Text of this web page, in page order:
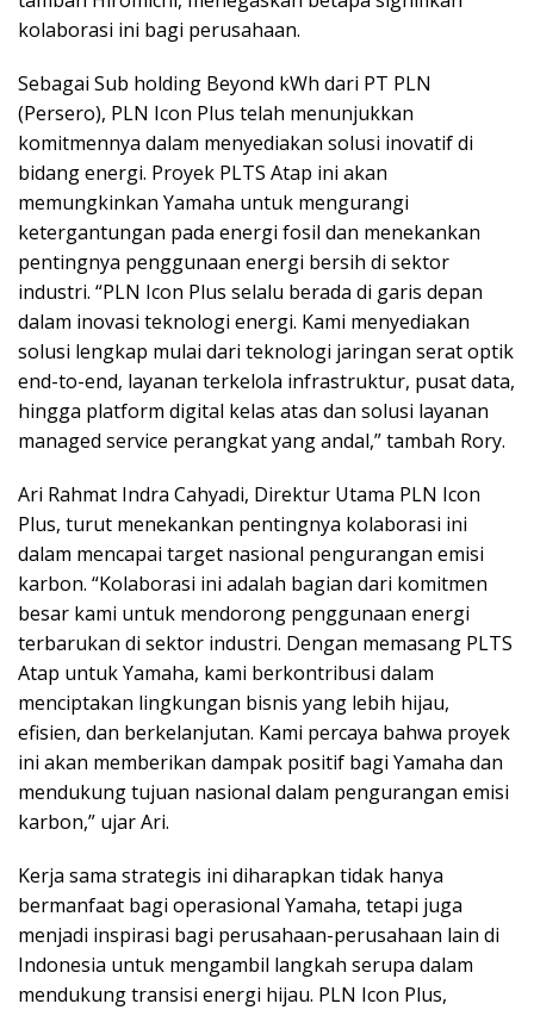
kolaborasi ini bagi perusahaan.
Sebagai Sub holding Beyond kWh dari PT PLN
(Persero), PLN Icon Plus telah menunjukkan
komitmennya dalam menyediakan solusi inovatif di
bidang energi. Proyek PLTS Atap ini akan
memungkinkan Yamaha untuk mengurangi
ketergantungan pada energi fosil dan menekankan
pentingnya penggunaan energi bersih di sektor
industri. “PLN Icon Plus selalu berada di garis depan
dalam inovasi teknologi energi. Kami menyediakan
solusi lengkap mulai dari teknologi jaringan serat optik
end-to-end, layanan terkelola infrastruktur, pusat data,
hingga platform digital kelas atas dan solusi layanan
managed service perangkat yang andal,” tambah Rory.
Ari Rahmat Indra Cahyadi, Direktur Utama PLN Icon
Plus, turut menekankan pentingnya kolaborasi ini
dalam mencapai target nasional pengurangan emisi
karbon. “Kolaborasi ini adalah bagian dari komitmen
besar kami untuk mendorong penggunaan energi
terbarukan di sektor industri. Dengan memasang PLTS
Atap untuk Yamaha, kami berkontribusi dalam
menciptakan lingkungan bisnis yang lebih hijau,
efisien, dan berkelanjutan. Kami percaya bahwa proyek
ini akan memberikan dampak positif bagi Yamaha dan
mendukung tujuan nasional dalam pengurangan emisi
karbon,” ujar Ari.
Kerja sama strategis ini diharapkan tidak hanya
bermanfaat bagi operasional Yamaha, tetapi juga
menjadi inspirasi bagi perusahaan-perusahaan lain di
Indonesia untuk mengambil langkah serupa dalam
mendukung transisi energi hijau. PLN Icon Plus,